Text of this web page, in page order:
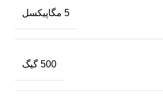
5 مگاپیکسل
500 گیگ